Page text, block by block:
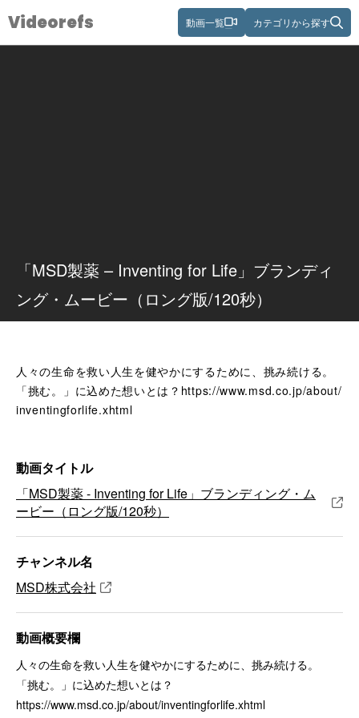
Videorefs 動画一覧 カテゴリから探す
「MSD製薬 – Inventing for Life」ブランディ
ング・ムービー（ロング版/120秒）
人々の生命を救い人生を健やかにするために、挑み続ける。
「挑む。」に込めた想いとは？https://www.msd.co.jp/about/
inventingforlife.xhtml
動画タイトル
「MSD製薬 - Inventing for Life」ブランディング・ム
ービー（ロング版/120秒）
チャンネル名
MSD株式会社
動画概要欄
人々の生命を救い人生を健やかにするために、挑み続ける。
「挑む。」に込めた想いとは？
https://www.msd.co.jp/about/inventingforlife.xhtml